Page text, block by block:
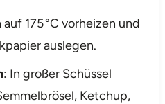
175 °C vorheizen und
auslegen.
: In großer Schüssel
Ketchup,